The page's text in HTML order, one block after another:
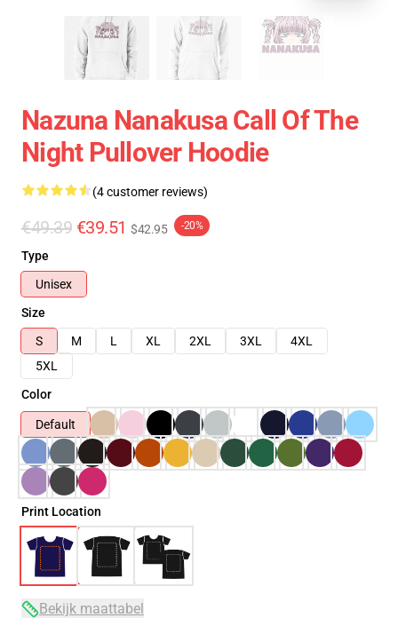
Nazuna Nanakusa Call Of The
Night Pullover Hoodie
(4 customer reviews)
€49.39 €39.51 $42.95 -20%
Type
Unisex
Size
S
M L XL 2XL 3XL
4XL
5XL
Color
Default
Print Location
Bekijk maattabel